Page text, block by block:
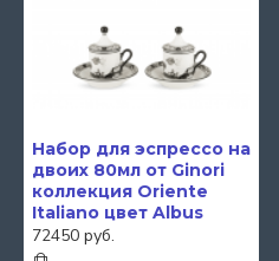
Набор для эспрессо на
двоих 80мл от Ginori
коллекция Oriente
Italiano цвет Albus
72450 руб.